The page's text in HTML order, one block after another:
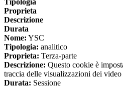
Tipologia
Proprieta
Descrizione
Durata
Nome: YSC
Tipologia: analitico
Proprieta: Terza-parte
Descrizione: Questo cookie è
traccia delle visualizzazioni dei
Durata: Sessione